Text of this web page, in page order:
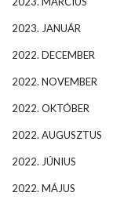
2023. JANUÁR
2022. DECEMBER
2022. NOVEMBER
2022. OKTÓBER
2022. AUGUSZTUS
2022. JÚNIUS
2022. MÁJUS